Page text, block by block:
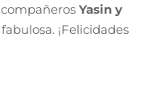
Yasin y
¡Felicidades